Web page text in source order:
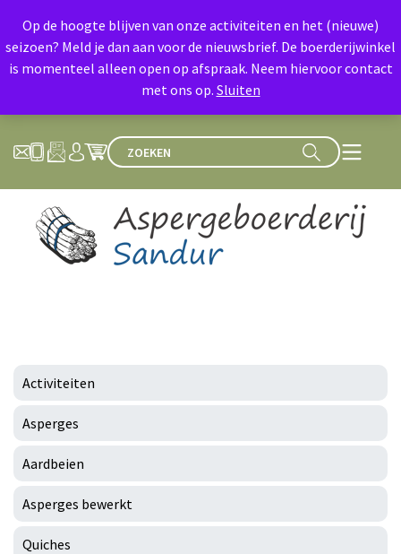
Activiteiten
Asperges
Aardbeien
Asperges bewerkt
Quiches
Op de hoogte blijven van onze activiteiten en het (nieuwe)
seizoen? Meld je dan aan voor de nieuwsbrief. De boerderijwinkel
is momenteel alleen open op afspraak. Neem hiervoor contact
met ons op. Sluiten